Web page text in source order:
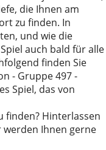
die Ihnen am
zu finden. In
und wie die
auch bald für alle
finden Sie
- Gruppe 497 -
Spiel, das von
finden? Hinterlassen
Ihnen gerne